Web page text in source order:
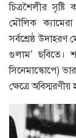
চিত্রশৈলীর সৃষ্টি
মৌলিক
সর্বশ্রেষ্ঠ
গুলাম’ ছবিতে।
সিনেমাস্কোপে)
ক্ষেত্রে